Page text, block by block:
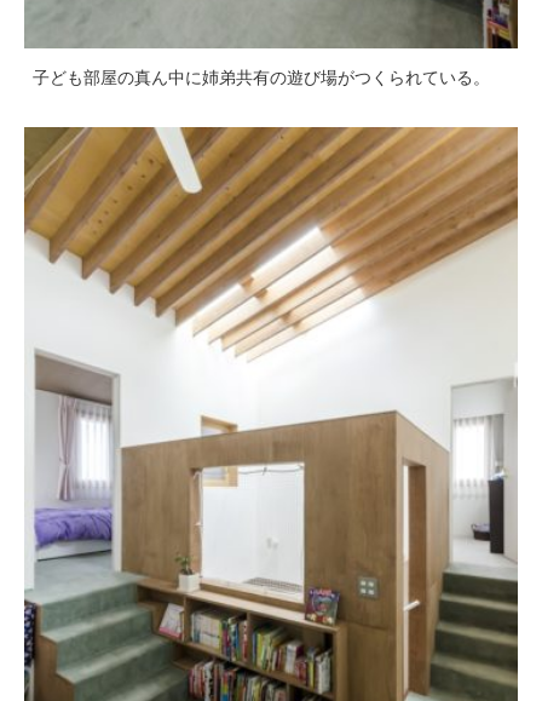
子ども部屋の真ん中に姉弟共有の遊び場がつくられている。